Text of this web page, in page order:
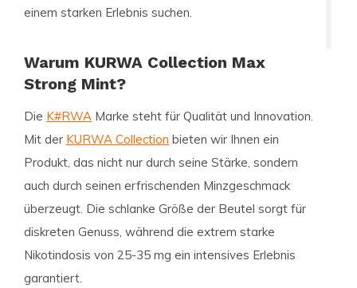
einem starken Erlebnis suchen.
Warum KURWA Collection Max
Strong Mint?
Die K#RWA Marke steht für Qualität und Innovation.
Mit der KURWA Collection bieten wir Ihnen ein
Produkt, das nicht nur durch seine Stärke, sondern
auch durch seinen erfrischenden Minzgeschmack
überzeugt. Die schlanke Größe der Beutel sorgt für
diskreten Genuss, während die extrem starke
Nikotindosis von 25-35 mg ein intensives Erlebnis
garantiert.